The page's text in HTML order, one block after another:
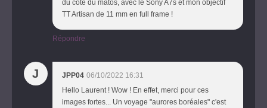
du côté du matos, avec le Sony A7s et mon objectif
TT Artisan de 11 mm en full frame !
Répondre
J JPP04 06/10/2022 16:31
Hello Laurent ! Wow ! En effet, merci pour ces
images fortes... Un voyage "aurores boréales" c'est